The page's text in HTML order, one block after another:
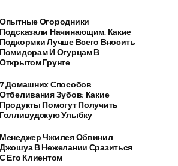
В
29.08.2024
Опытные Огородники
Подсказали Начинающим, Какие
Подкормки Лучше Всего Вносить
Помидорам И Огурцам В
Открытом Грунте
7 Домашних Способов
Отбеливания Зубов: Какие
Продукты Помогут Получить
Голливудскую Улыбку
Менеджер Чжилея Обвинил
Джошуа В Нежелании Сразиться
С Его Клиентом